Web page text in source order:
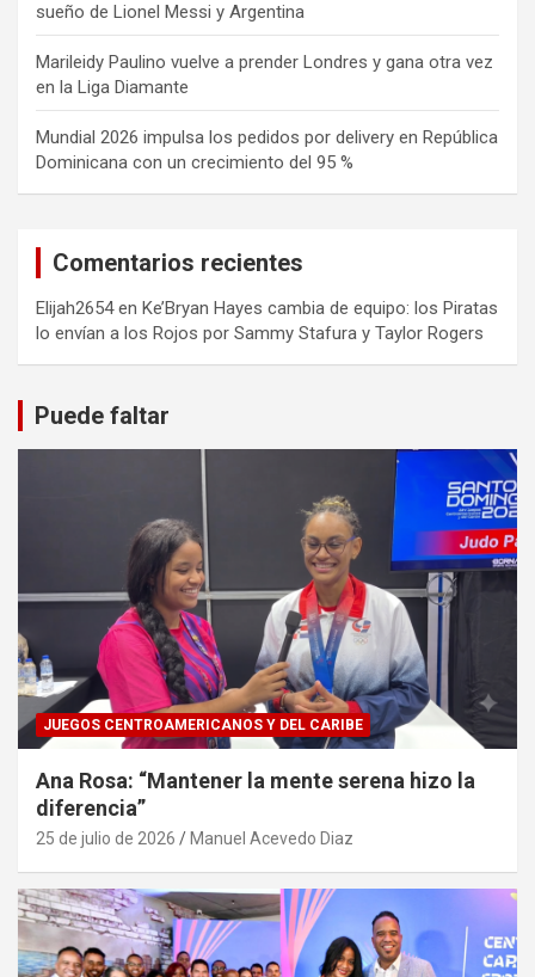
sueño de Lionel Messi y Argentina
Marileidy Paulino vuelve a prender Londres y gana otra vez
en la Liga Diamante
Mundial 2026 impulsa los pedidos por delivery en República
Dominicana con un crecimiento del 95 %
Comentarios recientes
Elijah2654en Ke’Bryan Hayes cambia de equipo: los Piratas
lo envían a los Rojos por Sammy Stafura y Taylor Rogers
Puede faltar
JUEGOS CENTROAMERICANOS Y DEL CARIBE
Ana Rosa: “Mantener la mente serena hizo la
diferencia”
25 de julio de 2026 Manuel Acevedo Diaz